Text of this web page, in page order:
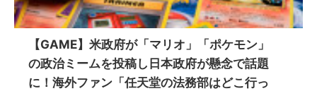
【GAME】米政府が「マリオ」「ポケモン」
の政治ミームを投稿し日本政府が懸念で話題
に！海外ファン「任天堂の法務部はどこ行っ